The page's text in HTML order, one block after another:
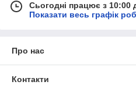
Сьогодні працює з 10:00
Показати весь графік
Про нас
Контакти